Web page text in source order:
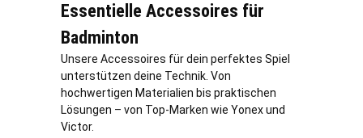
Essentielle Accessoires für
Badminton
Unsere Accessoires für dein perfektes Spiel
unterstützen deine Technik. Von
hochwertigen Materialien bis praktischen
Lösungen – von Top-Marken wie Yonex und
Victor.